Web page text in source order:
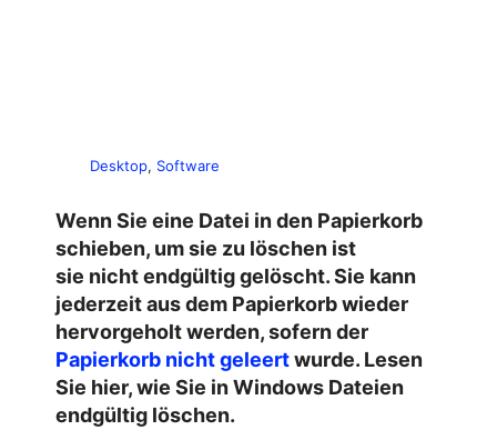
Desktop, Software
Wenn Sie eine Datei in den Papierkorb
schieben, um sie zu löschen ist
sie nicht endgültig gelöscht. Sie kann
jederzeit aus dem Papierkorb wieder
hervorgeholt werden, sofern der
Papierkorb nicht geleertwurde. Lesen
Sie hier, wie Sie in Windows Dateien
endgültig löschen.